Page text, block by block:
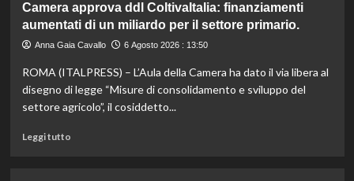
Camera approva ddl ColtivaItalia: finanziamenti
aumentati di un miliardo per il settore primario.
Anna Gaia Cavallo 6 Agosto 2026 : 13:50
ROMA (ITALPRESS) – L’Aula della Camera ha dato il via libera al
disegno di legge “Misure di consolidamento e sviluppo del
settore agricolo”, il cosiddetto...
Leggi tuttoLeggi